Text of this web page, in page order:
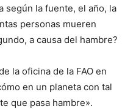
según la fuente, el año, la
personas mueren
a causa del hambre?
la oficina de la FAO en
en un planeta con tal
que pasa hambre».